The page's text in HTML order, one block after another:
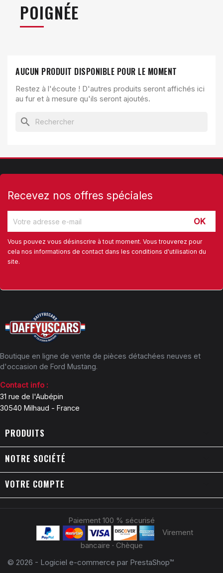
POIGNÉE
AUCUN PRODUIT DISPONIBLE POUR LE MOMENT
Restez à l'écoute ! D'autres produits seront affichés ici
au fur et à mesure qu'ils seront ajoutés.
search
Recevez nos offres spéciales
Vous pouvez vous désinscrire à tout moment. Vous trouverez pour
cela nos informations de contact dans les conditions d'utilisation du
site.
Boutique en ligne de vente de pièces détachées neuves et
d'occasion de Ford Mustang.
Contact info :
31 rue de l'Aubépin
30540 Milhaud - France
PRODUITS
NOTRE SOCIÉTÉ
VOTRE COMPTE
Paiement 100 % sécurisé
Virement
bancaire · Chèque
© 2026 - Logiciel e-commerce par PrestaShop™